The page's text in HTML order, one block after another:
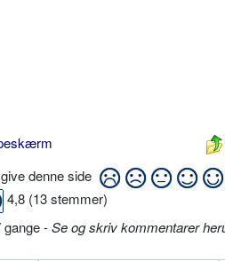
denne side
4,8 (13stemmer)
gange -Se og skriv kommentarer